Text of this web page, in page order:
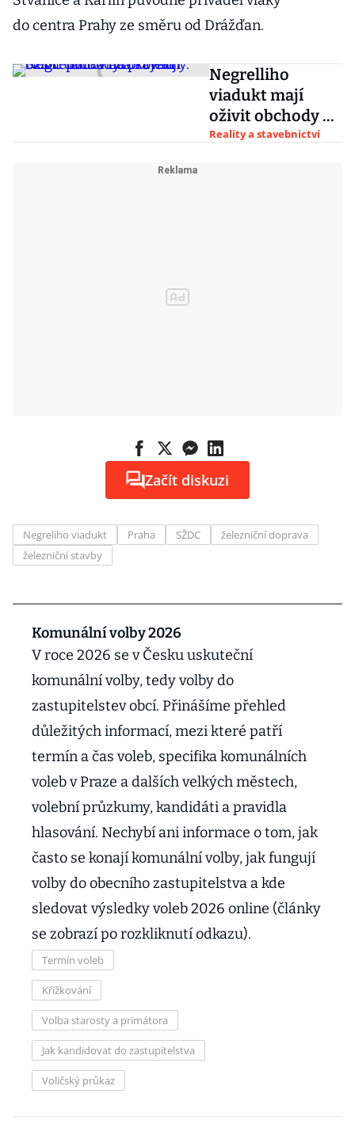
do centra Prahy ze směru od Drážďan.
Negrelliho
viadukt mají
oživit obchody a
kavárny. SŽDC
Reality a stavebnictví
Začít diskuzi
Negreliho viadukt Praha SŽDC
železniční doprava
železniční stavby
Komunální volby 2026
V roce 2026 se v Česku uskuteční
komunální volby, tedy volby do
zastupitelstev obcí. Přinášíme přehled
důležitých informací, mezi které patří
termín a čas voleb, specifika komunálních
voleb v Praze a dalších velkých městech,
volební průzkumy, kandidáti a pravidla
hlasování. Nechybí ani informace o tom, jak
často se konají komunální volby, jak fungují
volby do obecního zastupitelstva a kde
sledovat výsledky voleb 2026 online (články
se zobrazí po rozkliknutí odkazu).
Termín voleb
Křížkování
Volba starosty a primátora
Jak kandidovat do zastupitelstva
Voličský průkaz